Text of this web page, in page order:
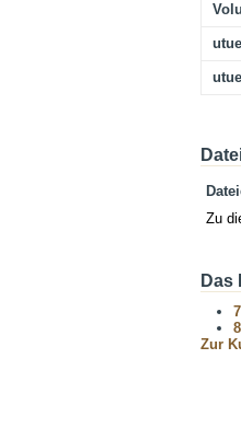
Zu
Das
Zur